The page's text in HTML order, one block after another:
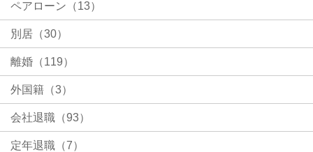
ペアローン（13）
別居（30）
離婚（119）
外国籍（3）
会社退職（93）
定年退職（7）